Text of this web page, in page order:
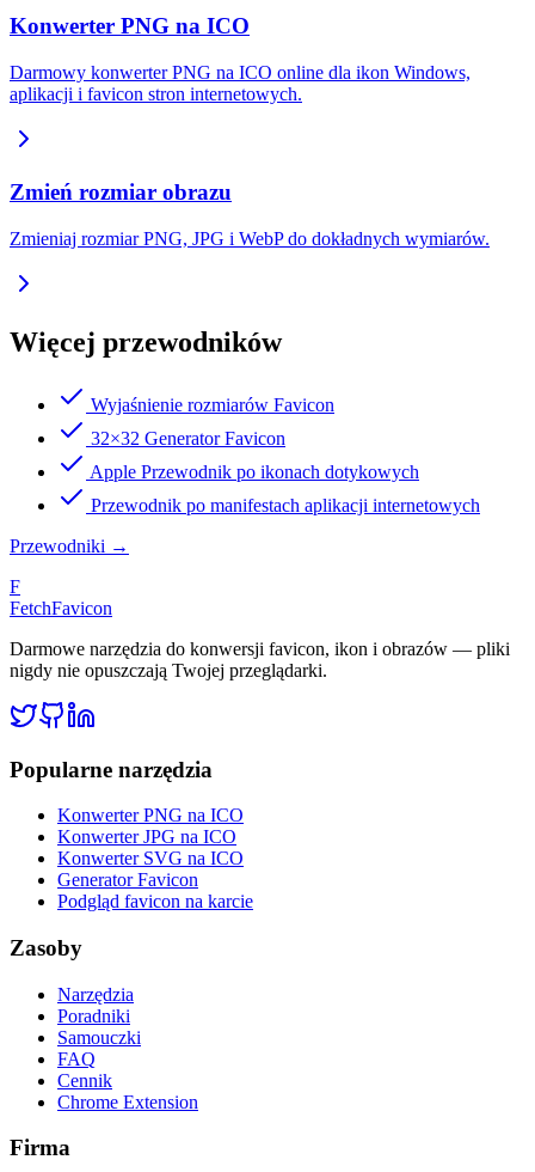
Konwerter PNG na ICO
Darmowy konwerter PNG na ICO online dla ikon Windows,
aplikacji i favicon stron internetowych.
Zmień rozmiar obrazu
Zmieniaj rozmiar PNG, JPG i WebP do dokładnych wymiarów.
Więcej przewodników
Wyjaśnienie rozmiarów Favicon
32×32 Generator Favicon
Apple Przewodnik po ikonach dotykowych
Przewodnik po manifestach aplikacji internetowych
Przewodniki →
F
FetchFavicon
Darmowe narzędzia do konwersji favicon, ikon i obrazów — pliki
nigdy nie opuszczają Twojej przeglądarki.
Popularne narzędzia
Konwerter PNG na ICO
Konwerter JPG na ICO
Konwerter SVG na ICO
Generator Favicon
Podgląd favicon na karcie
Zasoby
Narzędzia
Poradniki
Samouczki
FAQ
Cennik
Chrome Extension
Firma